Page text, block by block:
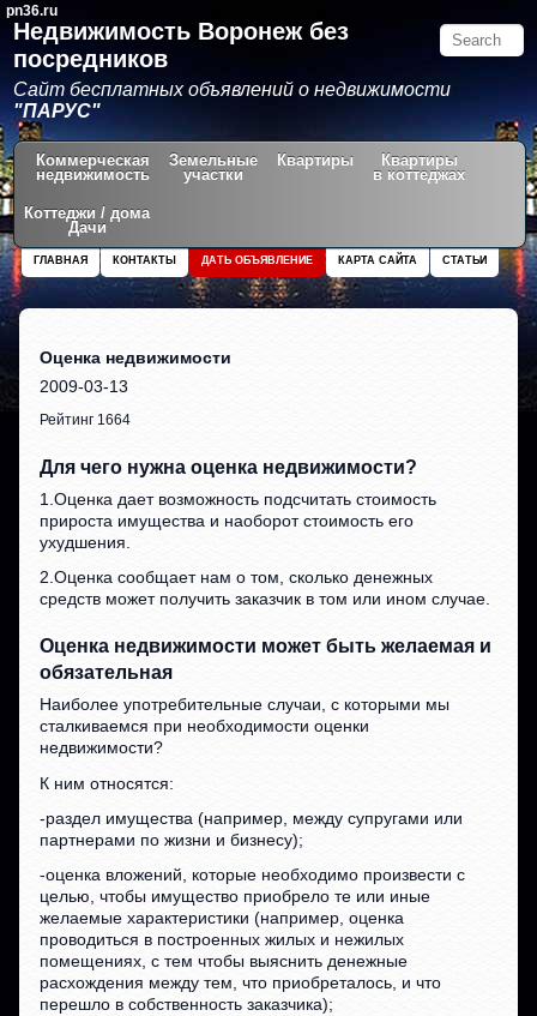
pn36.ru
Недвижимость Воронеж без
посредников
Сайт бесплатных объявлений о недвижимости
"ПАРУС"
Коммерческая
недвижимость
Земельные
участки
Квартиры
Квартиры
в коттеджах
Коттеджи / дома
Дачи
СТАТЬИ
КАРТА САЙТА
ДАТЬ ОБЪЯВЛЕНИЕ
КОНТАКТЫ
ГЛАВНАЯ
Оценка недвижимости
2009-03-13
Рейтинг 1664
Для чего нужна оценка недвижимости?
1.Оценка дает возможность подсчитать стоимость
прироста имущества и наоборот стоимость его
ухудшения.
2.Оценка сообщает нам о том, сколько денежных
средств может получить заказчик в том или ином случае.
Оценка недвижимости может быть желаемая и
обязательная
Наиболее употребительные случаи, с которыми мы
сталкиваемся при необходимости оценки
недвижимости?
К ним относятся:
-раздел имущества (например, между супругами или
партнерами по жизни и бизнесу);
-оценка вложений, которые необходимо произвести с
целью, чтобы имущество приобрело те или иные
желаемые характеристики (например, оценка
проводиться в построенных жилых и нежилых
помещениях, с тем чтобы выяснить денежные
расхождения между тем, что приобреталось, и что
перешло в собственность заказчика);